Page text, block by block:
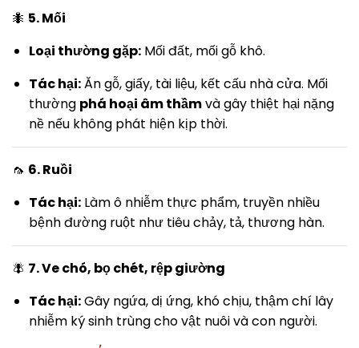
🐜 5. Mối
Loại thường gặp:Mối đất, mối gỗ khô.
Tác hại:Ăn gỗ, giấy, tài liệu, kết cấu nhà cửa. Mối
thường phá hoại âm thầmvà gây thiệt hại nặng
nề nếu không phát hiện kịp thời.
🦟 6. Ruồi
Tác hại:Làm ô nhiễm thực phẩm, truyền nhiều
bệnh đường ruột như tiêu chảy, tả, thương hàn.
🪰 7. Ve chó, bọ chét, rệp giường
Tác hại:Gây ngứa, dị ứng, khó chịu, thậm chí lây
nhiễm ký sinh trùng cho vật nuôi và con người.